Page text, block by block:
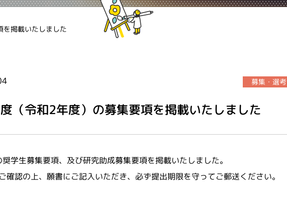
掲載いたしました
募集・選考
（令和2年度）の募集要項を掲載いたしました
学生募集要項、及び研究助成募集要項を掲載いたしました。
確認の上、願書にご記入いただき、必ず提出期限を守ってご郵送ください。